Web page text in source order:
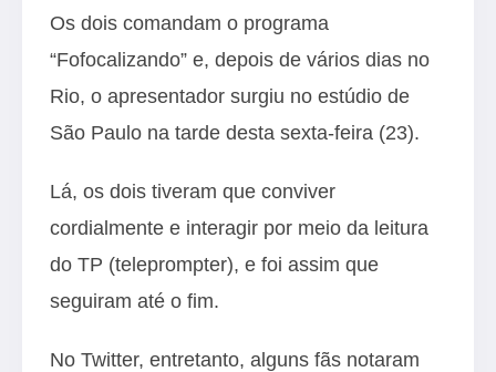
Os dois comandam o programa
“Fofocalizando” e, depois de vários dias no
Rio, o apresentador surgiu no estúdio de
São Paulo na tarde desta sexta-feira (23).
Lá, os dois tiveram que conviver
cordialmente e interagir por meio da leitura
do TP (teleprompter), e foi assim que
seguiram até o fim.
No Twitter, entretanto, alguns fãs notaram